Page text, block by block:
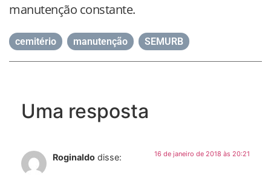
manutenção constante.
cemitério manutenção SEMURB
Uma resposta
Roginaldo disse: 16 de janeiro de 2018 às 20:21